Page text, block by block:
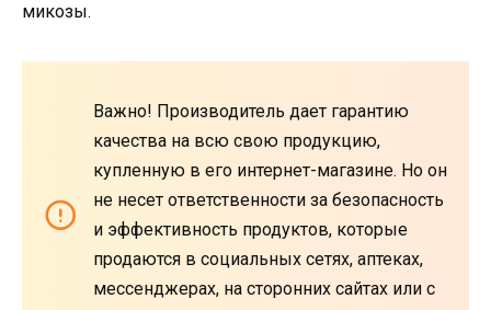
микозы.
Важно! Производитель дает гарантию
качества на всю свою продукцию,
купленную в его интернет-магазине. Но он
не несет ответственности за безопасность
и эффективность продуктов, которые
продаются в социальных сетях, аптеках,
мессенджерах, на сторонних сайтах или с